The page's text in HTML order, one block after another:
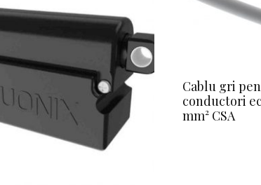
Cablu gri
conductori
mm² CSA